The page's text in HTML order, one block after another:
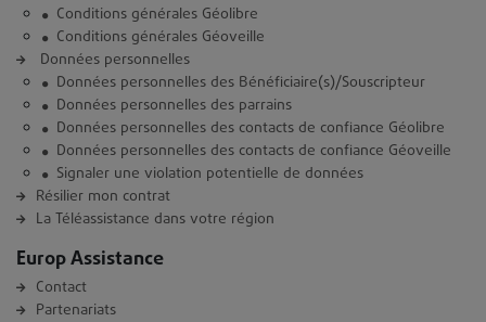
Conditions générales Géolibre
Conditions générales Géoveille
Données personnelles
Données personnelles des Bénéficiaire(s)/Souscripteur
Données personnelles des parrains
Données personnelles des contacts de confiance Géolibre
Données personnelles des contacts de confiance Géoveille
Signaler une violation potentielle de données
Résilier mon contrat
La Téléassistance dans votre région
Europ Assistance
Contact
Partenariats